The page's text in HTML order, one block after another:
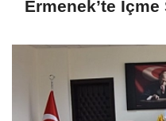
Ermenek’te İçme